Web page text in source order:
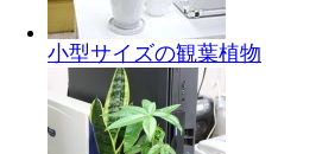
小型サイズの観葉植物